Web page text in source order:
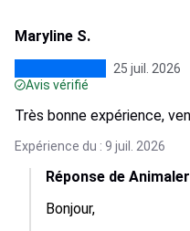
Maryline S.
25 juil. 2026
Avis vérifié
Très bonne expérience,
Expérience du : 9 juil. 2026
Réponse de
Bonjour,